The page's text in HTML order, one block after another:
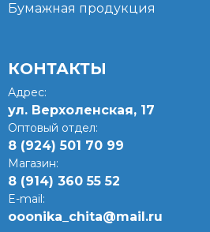
Бумажная продукция
КОНТАКТЫ
Адрес:
ул. Верхоленская, 17​
Оптовый отдел:
8 (924) 501 70 99
Магазин:
8 (914) 360 55 52
E-mail:
ooonika_chita@mail.ru